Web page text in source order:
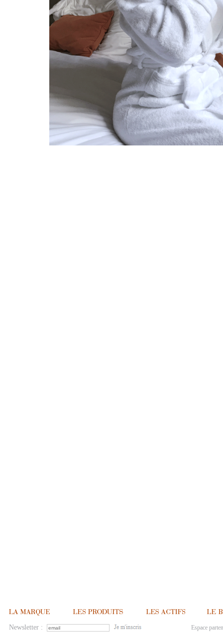
Newsletter : Espace